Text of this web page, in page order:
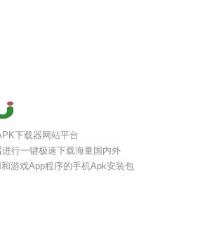
下载器网站平台
进行一键极速下载海量国内外
游戏App程序的手机Apk安装包